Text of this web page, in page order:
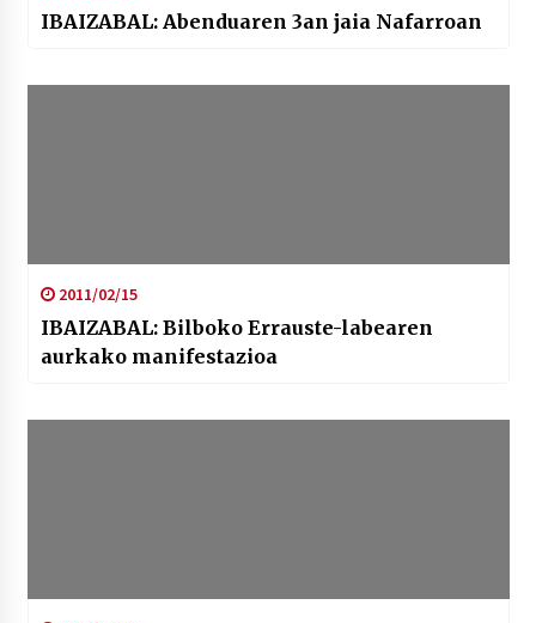
IBAIZABAL: Abenduaren 3an jaia Nafarroan
2011/02/15
IBAIZABAL: Bilboko Errauste-labearen
aurkako manifestazioa